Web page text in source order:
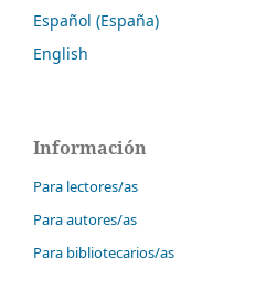
Español (España)
English
Información
Para lectores/as
Para autores/as
Para bibliotecarios/as